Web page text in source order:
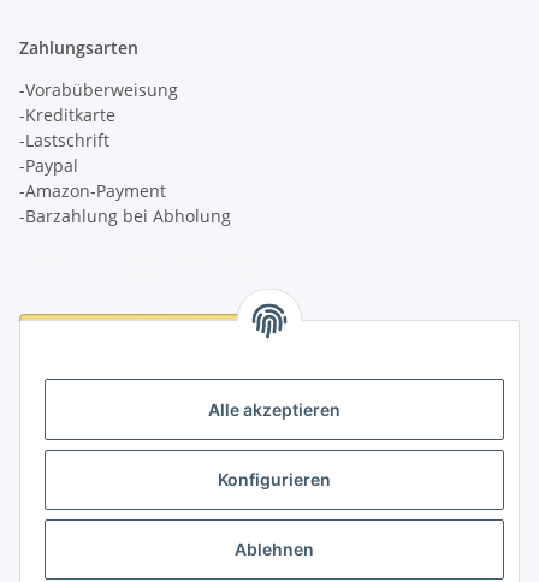
Alle akzeptieren
Konfigurieren
Ablehnen
Zahlungsarten
-Vorabüberweisung
-Kreditkarte
-Lastschrift
-Paypal
-Amazon-Payment
-Barzahlung bei Abholung
Logistikpartner
Informationen